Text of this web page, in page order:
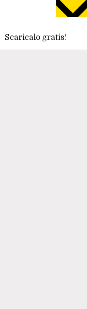
Scaricalo gratis!